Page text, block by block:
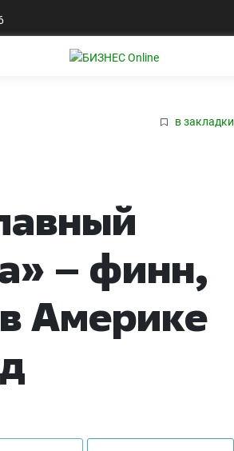
в закладки
– финн,
Америке